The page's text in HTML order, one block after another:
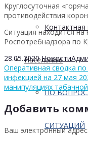
Населению
ПО
СИТУАЦИЙ
Круглосуточная
противодействия
Ситуация находится
Роспотребнадзора по
28.05.2020 Новости
Оперативная сводка
инфекцией на 27 мая
манипуляциях
Добавить
Ваш электронный